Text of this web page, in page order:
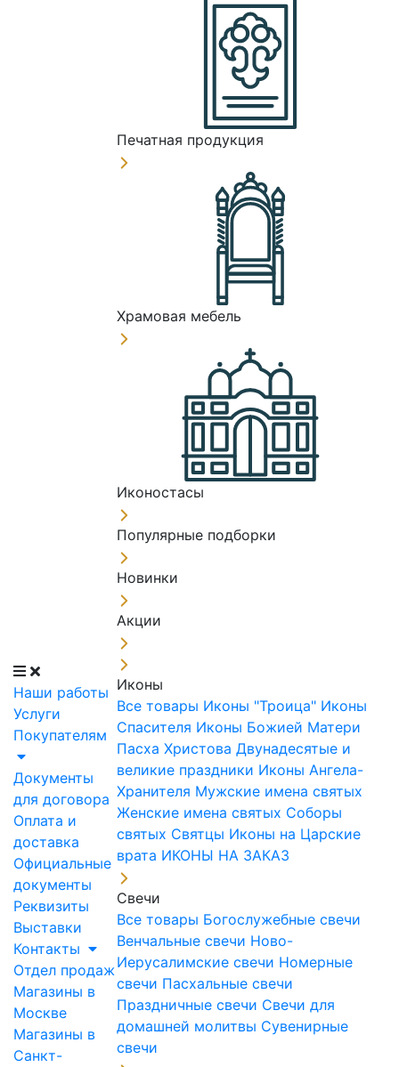
Наши работы
Услуги
Покупателям
Документы
для договора
Оплата и
доставка
Официальные
документы
Реквизиты
Выставки
Контакты
Отдел продаж
Магазины в
Москве
Магазины в
Санкт-
Печатная продукция
Храмовая мебель
Иконостасы
Популярные подборки
Новинки
Акции
Иконы
Все товары Иконы "Троица" Иконы
Спасителя Иконы Божией Матери
Пасха Христова Двунадесятые и
великие праздники Иконы Ангела-
Хранителя Мужские имена святых
Женские имена святых Соборы
святых Святцы Иконы на Царские
врата ИКОНЫ НА ЗАКАЗ
Свечи
Все товары Богослужебные свечи
Венчальные свечи Ново-
Иерусалимские свечи Номерные
свечи Пасхальные свечи
Праздничные свечи Свечи для
домашней молитвы Сувенирные
свечи